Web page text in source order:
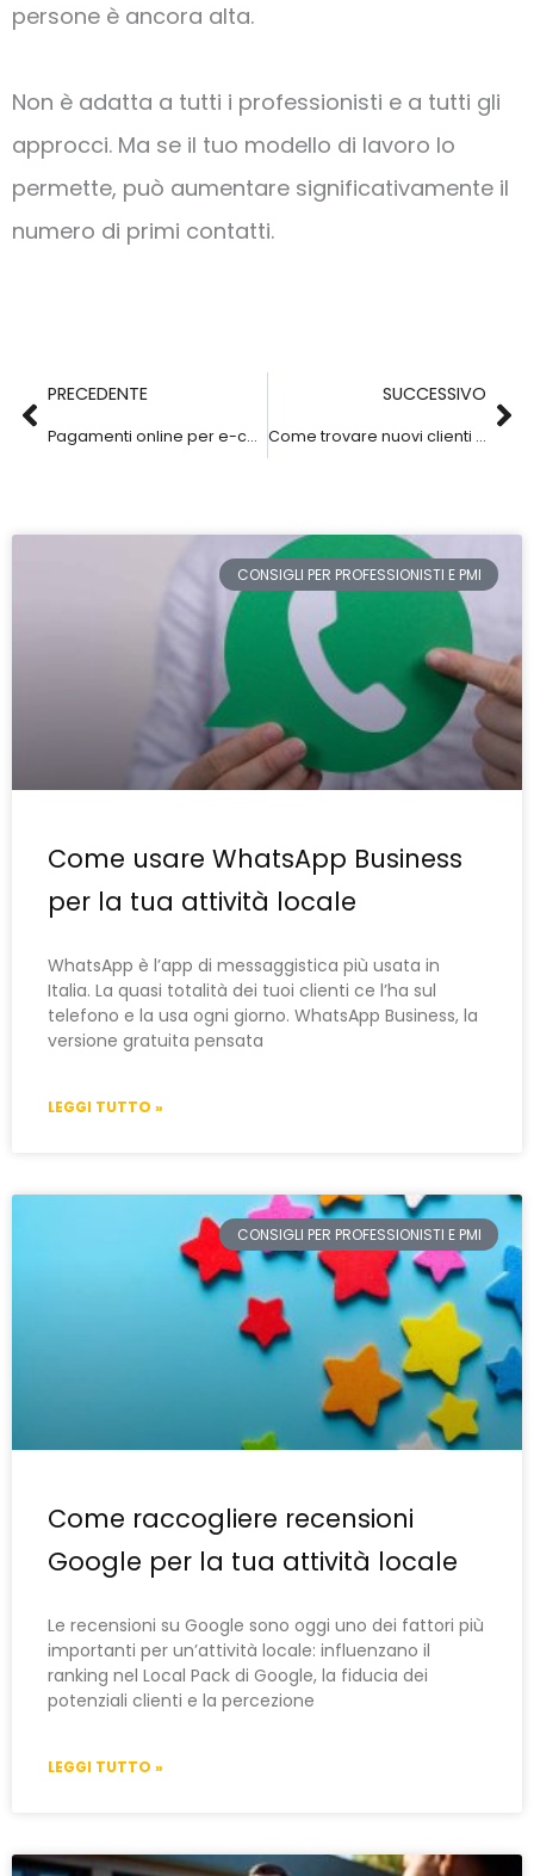
persone è ancora alta.
Non è adatta a tutti i professionisti e a tutti gli
approcci. Ma se il tuo modello di lavoro lo
permette, può aumentare significativamente il
numero di primi contatti.
PRECEDENTE
Pagamenti online per e-commerce: quali metodi offrire ai tuoi clienti
SUCCESSIVO
Come trovare nuovi clienti online per uno studio legale
CONSIGLI PER PROFESSIONISTI E PMI
Come usare WhatsApp Business
per la tua attività locale
WhatsApp è l’app di messaggistica più usata in
Italia. La quasi totalità dei tuoi clienti ce l’ha sul
telefono e la usa ogni giorno. WhatsApp Business, la
versione gratuita pensata
LEGGI TUTTO »
CONSIGLI PER PROFESSIONISTI E PMI
Come raccogliere recensioni
Google per la tua attività locale
Le recensioni su Google sono oggi uno dei fattori più
importanti per un’attività locale: influenzano il
ranking nel Local Pack di Google, la fiducia dei
potenziali clienti e la percezione
LEGGI TUTTO »